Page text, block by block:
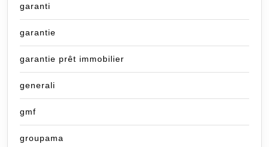
garanti
garantie
garantie prêt immobilier
generali
gmf
groupama